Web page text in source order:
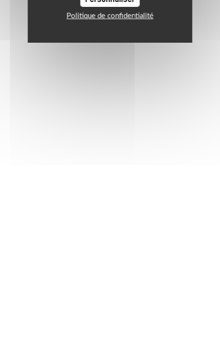
Politique de confidentialité